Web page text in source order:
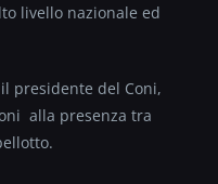
livello nazionale ed
presidente del Coni,
alla presenza tra